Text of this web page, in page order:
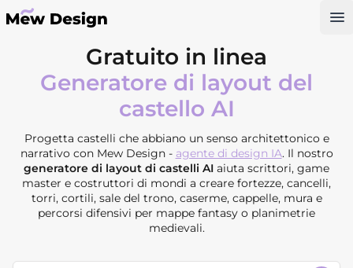
Gratuito in linea
Generatore di layout del
castello AI
Progetta castelli che abbiano un senso architettonico e
narrativo con Mew Design - agente di design IA. Il nostro
generatore di layout di castelli AI aiuta scrittori, game
master e costruttori di mondi a creare fortezze, cancelli,
torri, cortili, sale del trono, caserme, cappelle, mura e
percorsi difensivi per mappe fantasy o planimetrie
medievali.